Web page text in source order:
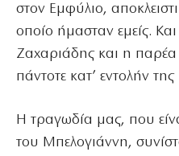
στον Εμφύλιο,
οποίο ήμασταν εμείς.
Ζαχαριάδης και η
πάντοτε κατ’ εντολήν
Η τραγωδία μας, που
του Μπελογιάννη,